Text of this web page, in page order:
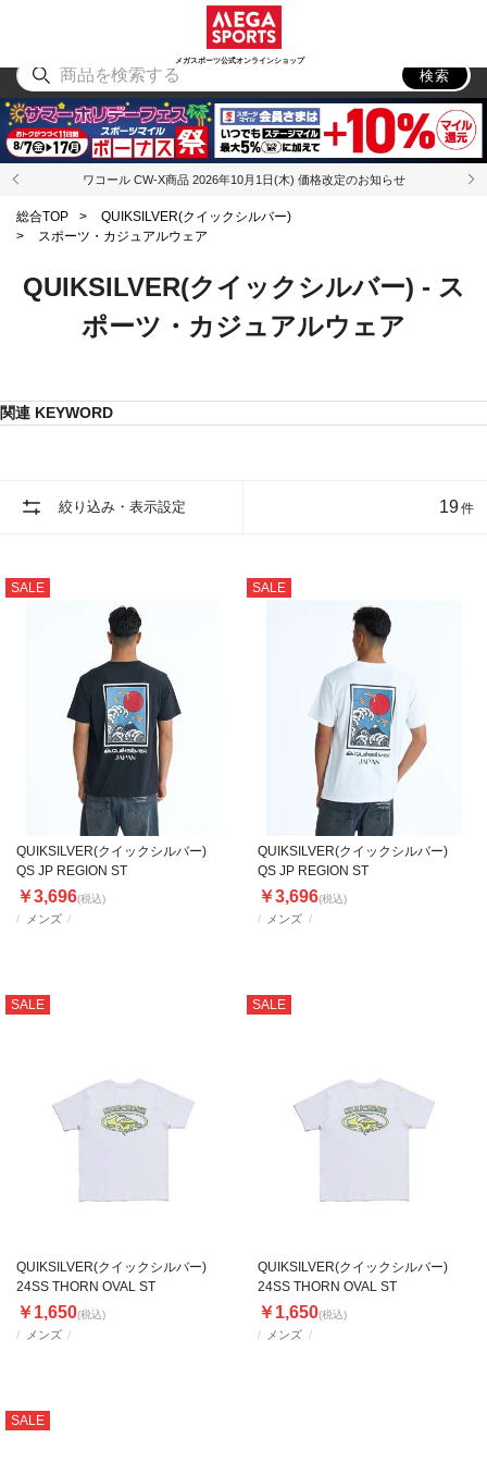
メガスポーツ公式オンラインショップ
アウトドア
検索
ワコール CW-X商品 2026年10月1日(木) 価格改定のお知らせ
総合TOP >
QUIKSILVER(クイックシルバー)
>
スポーツ・カジュアルウェア
QUIKSILVER(クイックシルバー) - ス
ポーツ・カジュアルウェア
関連 KEYWORD
絞り込み・表示設定 19件
SALE
メンズ
QUIKSILVER(クイックシルバー)
QS JP REGION ST
￥3,696(税込)
SALE
メンズ
QUIKSILVER(クイックシルバー)
QS JP REGION ST
￥3,696(税込)
SALE
メンズ
QUIKSILVER(クイックシルバー)
24SS THORN OVAL ST
￥1,650(税込)
SALE
メンズ
QUIKSILVER(クイックシルバー)
24SS THORN OVAL ST
￥1,650(税込)
SALE